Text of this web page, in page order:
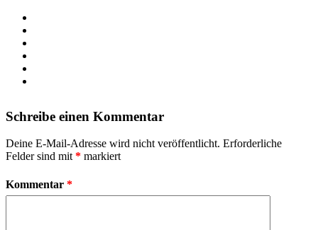
Schreibe einen Kommentar
Deine E-Mail-Adresse wird nicht veröffentlicht. Erforderliche
Felder sind mit * markiert
Kommentar *